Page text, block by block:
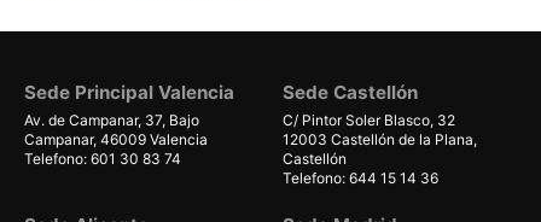
Sede Principal Valencia
Av. de Campanar, 37, Bajo
Campanar, 46009 Valencia
Telefono: 601 30 83 74
Sede Castellón
C/ Pintor Soler Blasco, 32
12003 Castellón de la Plana,
Castellón
Telefono: 644 15 14 36